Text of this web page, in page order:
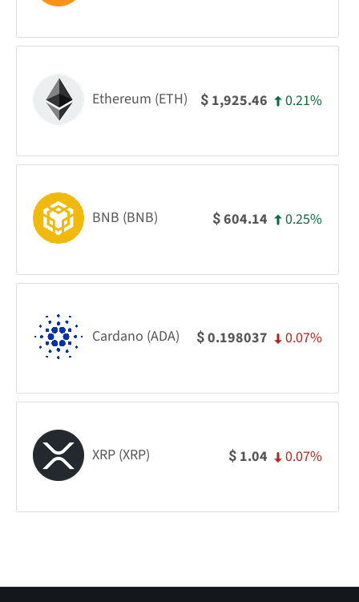
Ethereum (ETH) $ 1,925.46 0.21%
BNB (BNB) $604.14 0.25%
Cardano (ADA) $0.198037 0.07%
XRP (XRP) $ 1.04 0.07%